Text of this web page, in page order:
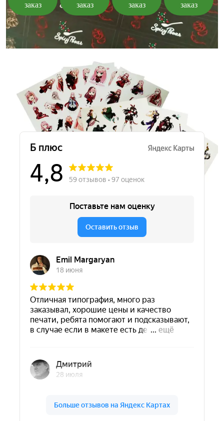
заказ
заказ
заказ
заказ
Отзывы о типографии «Б плюс»